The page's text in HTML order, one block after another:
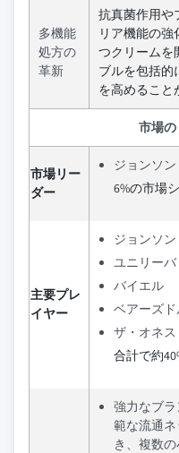
多機能
処方の
革新
抗真菌作用や
リア機能の
つクリームを
ブルを包括的
を高めること
市場の
市場リー
ダー
ジョンソ
6%の市場
主要プレ
イヤー
ジョンソ
ユニリーバ
バイエル
ベアーズド
ザ・オネ
合計で約
強力なブ
範な流通
き、複数